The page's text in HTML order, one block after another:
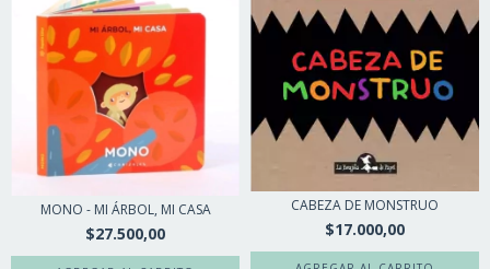
MONO - MI ÁRBOL, MI CASA
$27.500,00
CABEZA DE MONSTRUO
$17.000,00